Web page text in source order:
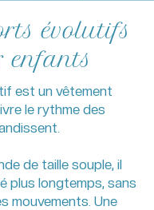
évolutifs
enfants
est un vêtement
le rythme des
de taille souple, il
plus longtemps, sans
mouvements. Une